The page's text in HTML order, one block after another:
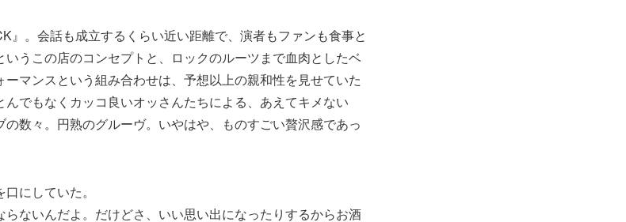
』。会話も成立するくらい近い距離で、演者もファンも食事と
うこの店のコンセプトと、ロックのルーツまで血肉としたベ
マンスという組み合わせは、予想以上の親和性を見せていた
でもなくカッコ良いオッさんたちによる、あえてキメない
数々。円熟のグルーヴ。いやはや、ものすごい贅沢感であっ
にしていた。
らないんだよ。だけどさ、いい思い出になったりするからお酒